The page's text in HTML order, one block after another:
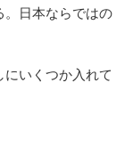
。日本ならではの
いくつか入れて